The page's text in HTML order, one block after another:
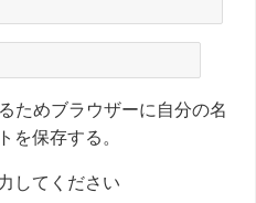
ためブラウザーに自分の名
を保存する。
してください